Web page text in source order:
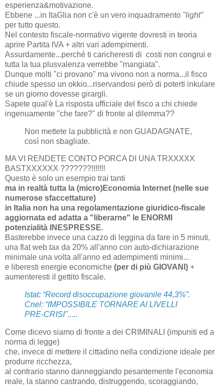
esperienza&motivazione.
Ebbene ...in ItaGlia non c'è un vero inquadramento "light"
per tutto questo.
Nel contesto fiscale-normativo vigente dovresti in teoria
aprire Partita IVA + altri vari adempimenti.
Assurdamente...perché ti caricheresti di costi non congrui e
tutta la tua plusvalenza verrebbe "mangiata".
Dunque molti "ci provano" ma vivono non a norma...il fisco
chiude spesso un okkio...riservandosi però di poterti inkulare
se un giorno dovesse girargli.
Sapete qual'è La risposta ufficiale del fisco a chi chiede
ingenuamente "che fare?" di fronte al dilemma??
Non mettete la pubblicità e non GUADAGNATE,
così non sbagliate.
MA VI RENDETE CONTO PORCA DI UNA TRXXXXX
BASTXXXXXX ???????!!!!!!!
Questo è solo un esempio trai tanti
ma in realtà tutta la (micro)Economia Internet (nelle sue
numerose sfaccettature)
in Italia non ha una regolamentazione giuridico-fiscale
aggiornata ed adatta a "liberarne" le ENORMI
potenzialità INESPRESSE.
Basterebbe invece una cazzo di leggina da fare in 5 minuti,
una flat web tax da 20% all'anno con auto-dichiarazione
minimale una volta all'anno ed adempimenti minimi...
e liberesti energie economiche (per di più GIOVANI) +
aumenteresti il gettito fiscale.
Istat: “Record disoccupazione giovanile 44,3%”.
Cnel: “IMPOSSIBILE TORNARE AI LIVELLI
PRE-CRISI".....
Come dicevo siamo di fronte a dei CRIMINALI (impuniti ed a
norma di legge)
che, invece di mettere il cittadino nella condizione ideale per
produrre ricchezza,
al contrario stanno danneggiando pesantemente l'economia
reale, la stanno castrando, distruggendo, scoraggiando,